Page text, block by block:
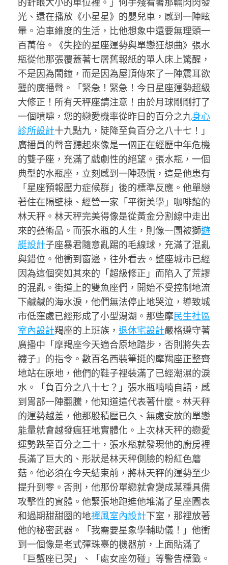
光、還在播放《小星星》的嬰兒車，感到一陣眩
暈。泊車維度的生活，比他想象中還要無理頭一
百萬倍。《失控的星座運勢與單戀狂想曲》張水
瓶從他那張覆蓋著七層舊報紙的單人床上驚醒，
不是因為鬧鐘，而是因為屋頂傳來了一陣震耳欲
聾的廣播聲。「緊急！緊急！今日星座運勢超級
大修正！所有天秤座請注意！由於月球剛剛打了
一個噴嚏，您的戀愛機率從昨日的百分之九身心
診所設計十九點九，陡降至負百分之八十七！」
廣播員的聲音聽起來像是一個正在經歷中年危機
的雙子座，充滿了戲劇性的絕望。張水瓶，一個
典型的水瓶座，立刻感到一陣恐慌，這是他患有
「星座預報壓力症候群」後的標準反應。他單戀
著住在隔壁棟、經營一家「平衡美學」咖啡館的
林天秤。林天秤完美得像是從黃金分割線中走出
來的藝術品。而張水瓶的人生，則像一團被獅遊
艇設計子座暴君隨意亂踢的毛線球，充滿了混亂
與錯位。他衝到窗邊，往外看去。整座城市已經
因為這個突如其來的「超級修正」而陷入了荒謬
的混亂。街道上的雙魚座們，開始不受控制地流
下鹹鹹的海水淚，他們無法停止地哭泣，導致城
市低窪處已經形成了小型潟湖。那些摩民生社區
室內設計羯座的上班族， 退休宅設計嚴格遵守著
廣播中「摩羯座今天適合原地踏步，否則將失去
襪子」的指令。數百名西裝筆挺的摩羯座正整齊
地站在原地，他們的鞋子裡裝滿了已經潮濕的淚
水。「負百分之八十七？」張水瓶喃喃自語，感
到胃部一陣翻騰，他知道這代表著什麼。林天秤
的運勢越差，他那股積壓已久、無處安放的單戀
能量就會越發瘋狂地實體化。上次林天秤的戀愛
運勢跌至百分之二十，張水瓶就發現他的廚房裡
長滿了巨大的、形狀是林天秤側臉的粉紅色蘑
菇。他必須在今天結束前，將林天秤的運勢至少
提升到零。否則，他那份單戀就會變成某種具備
攻擊性的實體。他緊張地跑進他堆滿了星座圖表
和過期甜甜圈的地禪風室內設計下室，那裡放著
他的秘密武器。「我需要星象學輔助儀！」他衝
到一個像是老式彈珠臺的機器前，上面貼滿了
「巨蟹座已哭」、「處女座勿碰」等警告標籤。